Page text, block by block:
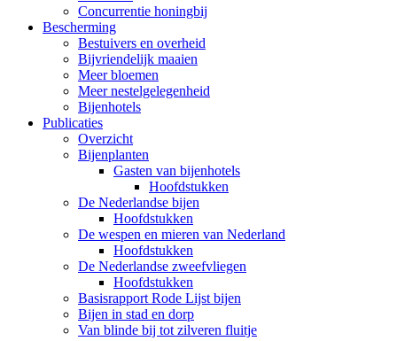
Concurrentie honingbij
Bescherming
Bestuivers en overheid
Bijvriendelijk maaien
Meer bloemen
Meer nestelgelegenheid
Bijenhotels
Publicaties
Overzicht
Bijenplanten
Gasten van bijenhotels
Hoofdstukken
De Nederlandse bijen
Hoofdstukken
De wespen en mieren van Nederland
Hoofdstukken
De Nederlandse zweefvliegen
Hoofdstukken
Basisrapport Rode Lijst bijen
Bijen in stad en dorp
Van blinde bij tot zilveren fluitje